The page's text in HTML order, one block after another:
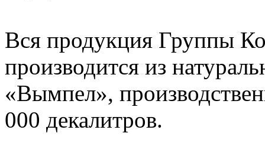
Вся продукция Группы
производится из
«Вымпел»,
000 декалитров.